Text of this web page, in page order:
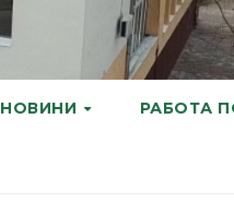
НОВИНИ РАБОТА